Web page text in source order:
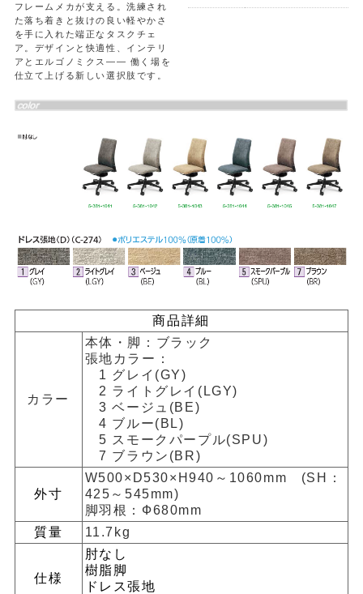
フレームメカが支える。洗練され
た落ち着きと抜けの良い軽やかさ
を手に入れた端正なタスクチェ
ア。デザインと快適性、インテリ
アとエルゴノミクス―― 働く場を
仕立て上げる新しい選択肢です。
商品詳細
カラー
本体・脚：ブラック
張地カラー：
1 グレイ(GY)
2 ライトグレイ(LGY)
3 ベージュ(BE)
4 ブルー(BL)
5 スモークパープル(SPU)
7 ブラウン(BR)
外寸
W500×D530×H940～1060mm (SH：
425～545mm)
脚羽根：Ф680mm
質量
11.7kg
仕様
肘なし
樹脂脚
ドレス張地